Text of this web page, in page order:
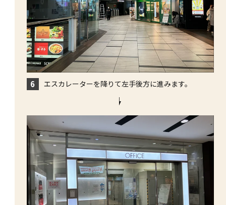
6 エスカレーターを降りて左手後方に進みます。